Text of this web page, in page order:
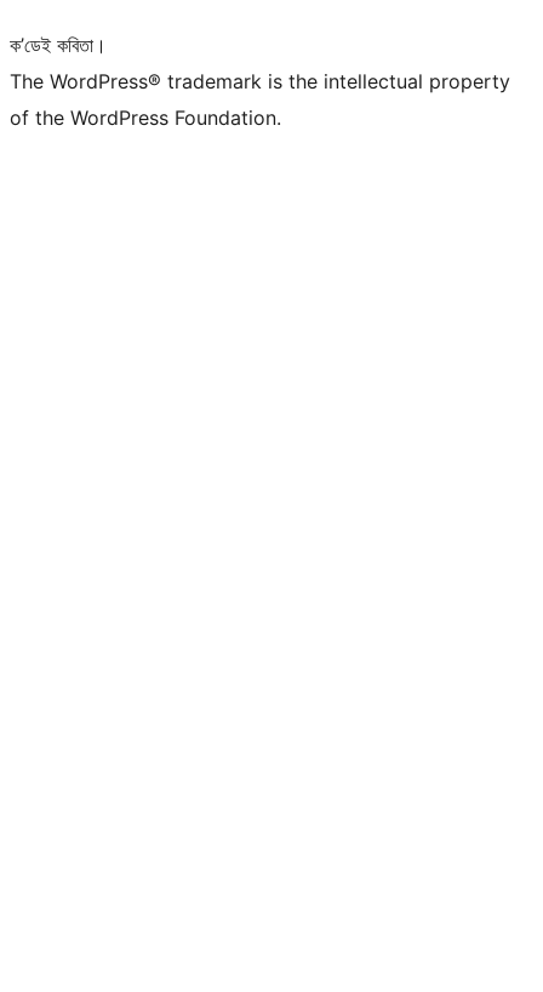
ক’ডেই কবিতা।
The WordPress® trademark is the intellectual property
of the WordPress Foundation.